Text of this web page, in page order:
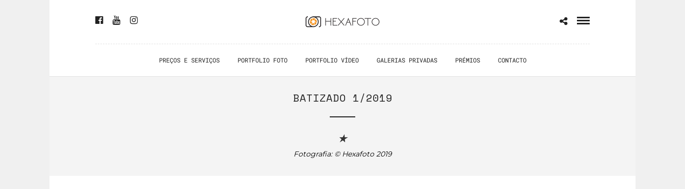
PREÇOS E SERVIÇOS PORTFOLIO FOTO PORTFOLIO VÍDEO GALERIAS PRIVADAS PRÉMIOS CONTACTO
BATIZADO 1/2019
★
Fotografia: © Hexafoto 2019